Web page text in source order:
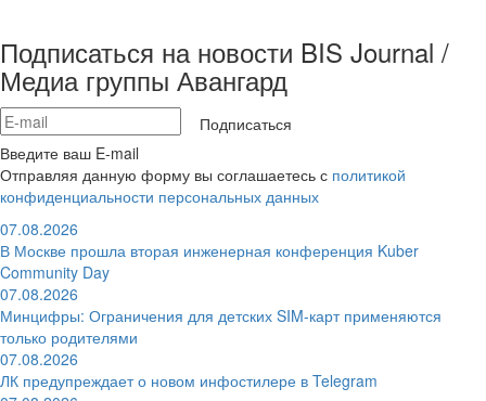
Подписаться на новости BIS Journal /
Медиа группы Авангард
Подписаться
Введите ваш E-mail
Отправляя данную форму вы соглашаетесь с политикой
конфиденциальности персональных данных
07.08.2026
В Москве прошла вторая инженерная конференция Kuber
Community Day
07.08.2026
Минцифры: Ограничения для детских SIM-карт применяются
только родителями
07.08.2026
ЛК предупреждает о новом инфостилере в Telegram